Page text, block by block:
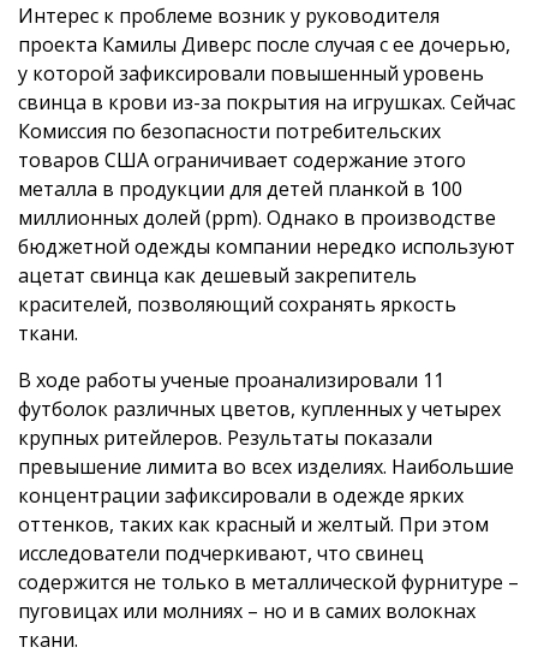
Интерес к проблеме возник у руководителя
проекта Камилы Диверс после случая с ее дочерью,
у которой зафиксировали повышенный уровень
свинца в крови из-за покрытия на игрушках. Сейчас
Комиссия по безопасности потребительских
товаров США ограничивает содержание этого
металла в продукции для детей планкой в 100
миллионных долей (ppm). Однако в производстве
бюджетной одежды компании нередко используют
ацетат свинца как дешевый закрепитель
красителей, позволяющий сохранять яркость
ткани.
В ходе работы ученые проанализировали 11
футболок различных цветов, купленных у четырех
крупных ритейлеров. Результаты показали
превышение лимита во всех изделиях. Наибольшие
концентрации зафиксировали в одежде ярких
оттенков, таких как красный и желтый. При этом
исследователи подчеркивают, что свинец
содержится не только в металлической фурнитуре –
пуговицах или молниях – но и в самих волокнах
ткани.